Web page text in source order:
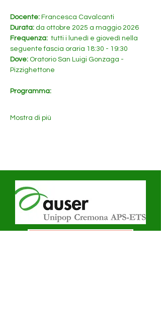
Docente: Francesca Cavalcanti
Durata: da ottobre 2025 a maggio 2026
Frequenza: tutti i lunedì e giovedì nella
seguente fascia oraria 18:30 - 19:30
Dove: Oratorio San Luigi Gonzaga -
Pizzighettone
Programma:
Mostra di più